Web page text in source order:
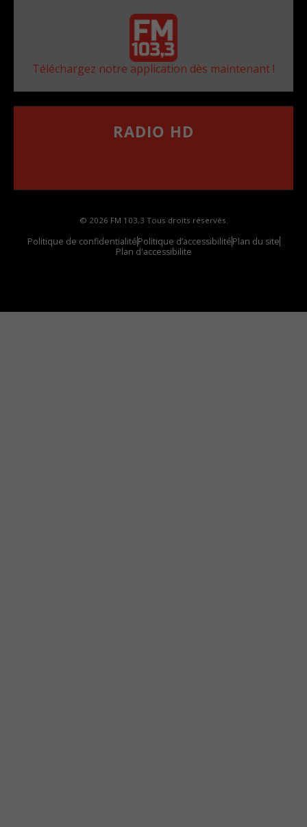
Téléchargez notre application dès maintenant !
RADIO HD
© 2026 FM 103,3 Tous droits réservés.
Politique de confidentialitéPolitique d’accessibilitéPlan du site
Plan d'accessibilite